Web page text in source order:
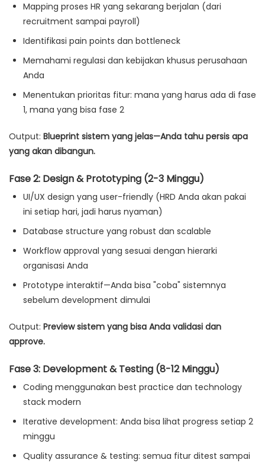
Mapping proses HR yang sekarang berjalan (dari
recruitment sampai payroll)
Identifikasi pain points dan bottleneck
Memahami regulasi dan kebijakan khusus perusahaan
Anda
Menentukan prioritas fitur: mana yang harus ada di fase
1, mana yang bisa fase 2
Output: Blueprint sistem yang jelas—Anda tahu persis apa
yang akan dibangun.
Fase 2: Design & Prototyping (2-3 Minggu)
UI/UX design yang user-friendly (HRD Anda akan pakai
ini setiap hari, jadi harus nyaman)
Database structure yang robust dan scalable
Workflow approval yang sesuai dengan hierarki
organisasi Anda
Prototype interaktif—Anda bisa "coba" sistemnya
sebelum development dimulai
Output: Preview sistem yang bisa Anda validasi dan
approve.
Fase 3: Development & Testing (8-12 Minggu)
Coding menggunakan best practice dan technology
stack modern
Iterative development: Anda bisa lihat progress setiap 2
minggu
Quality assurance & testing: semua fitur ditest sampai